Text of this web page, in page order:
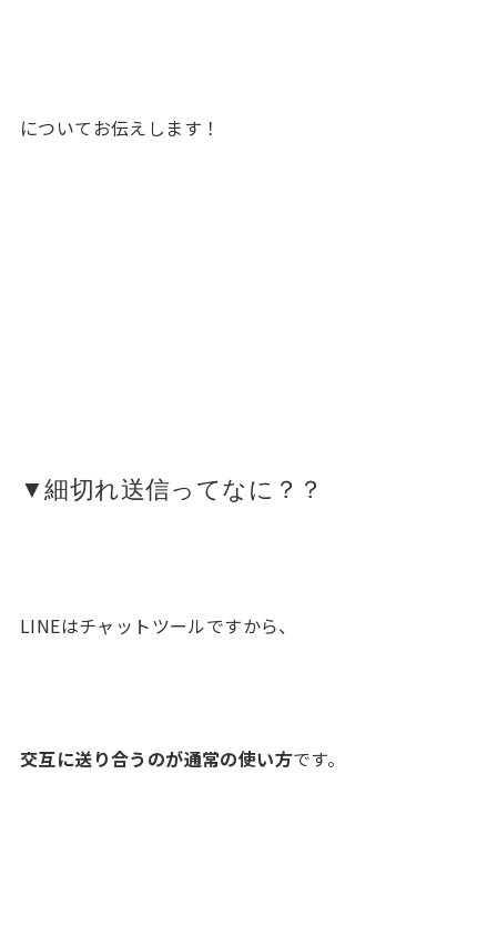
についてお伝えします！
▼細切れ送信ってなに？？
LINEはチャットツールですから、
交互に送り合うのが通常の使い方です。